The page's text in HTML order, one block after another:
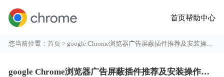
首页帮助中心
您当前位置：首页 > google Chrome浏览器广告屏蔽插件推荐及安装操作详解
google Chrome浏览器广告屏蔽插件推荐及安装操作详解